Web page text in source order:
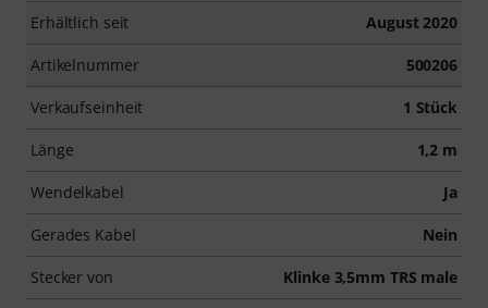
Erhältlich seit August 2020
Artikelnummer 500206
Verkaufseinheit 1 Stück
Länge 1,2 m
Wendelkabel Ja
Gerades Kabel Nein
Stecker von Klinke 3,5mm TRS male